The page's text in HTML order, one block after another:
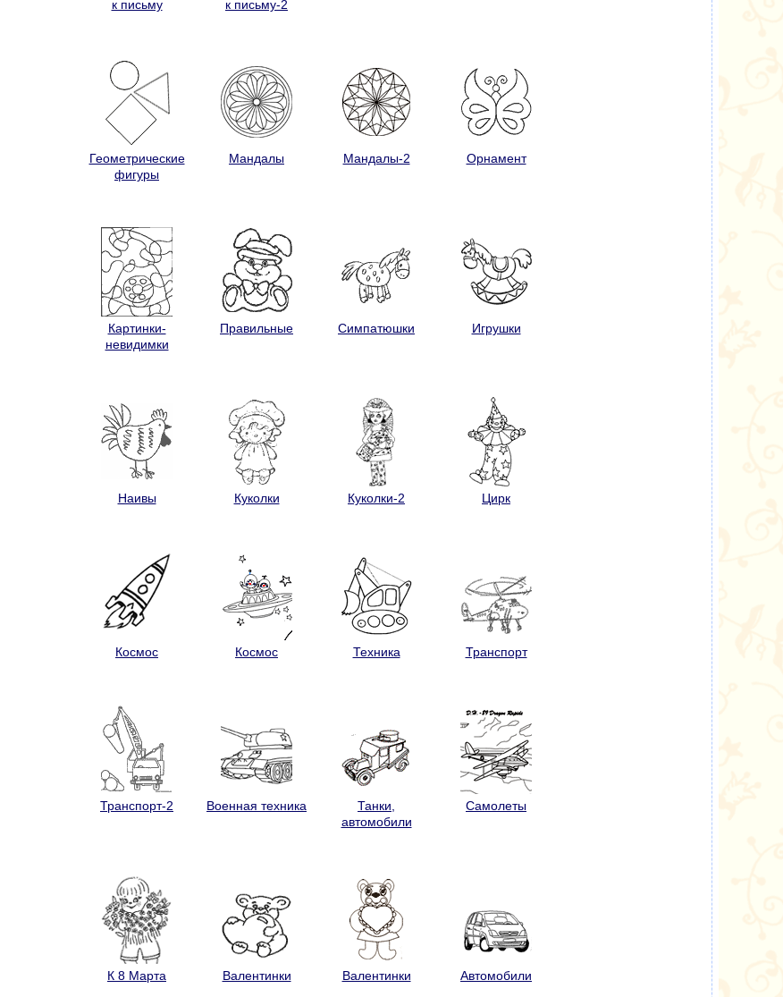
к письму
к письму-2
Геометрические
фигуры
Мандалы Мандалы-2 Орнамент
Картинки-
невидимки
Правильные Симпатюшки Игрушки
Наивы Куколки Куколки-2 Цирк
Космос Космос Техника Транспорт
Транспорт-2 Военная техника
Танки,
автомобили
Самолеты
К 8 Марта Валентинки Валентинки Автомобили